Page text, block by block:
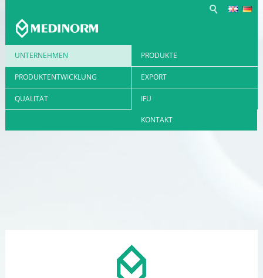
UNTERNEHMEN PRODUKTE
PRODUKTENTWICKLUNG EXPORT
QUALITÄT IFU
KONTAKT